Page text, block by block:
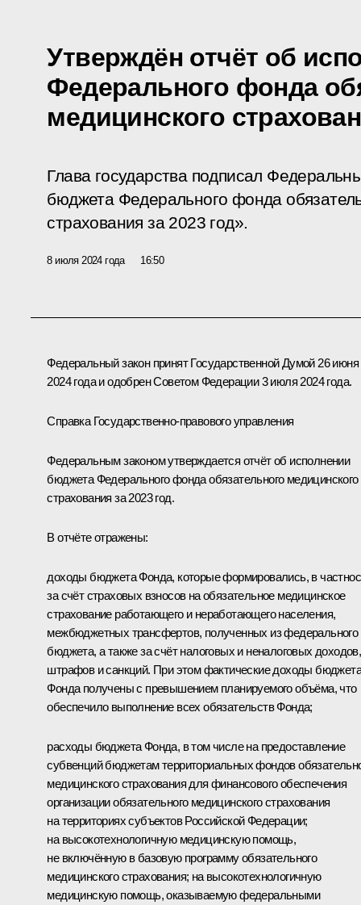
Утверждён отчёт об
Федерального фонда
медицинского
Глава государства подписал
бюджета Федерального фонда
страхования за 2023 год».
8 июля 2024 года 16:50
Федеральный закон принят Государственной Думой 26 июня
2024 года и одобрен Советом Федерации 3 июля 2024 года.
Справка Государственно-правового управления
Федеральным законом утверждается отчёт об исполнении
бюджета Федерального фонда обязательного медицинского
страхования за 2023 год.
В отчёте отражены:
доходы бюджета Фонда, которые формировались, в
за счёт страховых взносов на обязательное медицинское
страхование работающего и неработающего населения,
межбюджетных трансфертов, полученных из федерального
бюджета, а также за счёт налоговых и неналоговых доходов,
штрафов и санкций. При этом фактические доходы бюджета
Фонда получены с превышением планируемого объёма, что
обеспечило выполнение всех обязательств Фонда;
расходы бюджета Фонда, в том числе на предоставление
субвенций бюджетам территориальных фондов
медицинского страхования для финансового обеспечения
организации обязательного медицинского страхования
на территориях субъектов Российской Федерации;
на высокотехнологичную медицинскую помощь,
не включённую в базовую программу обязательного
медицинского страхования; на высокотехнологичную
медицинскую помощь, оказываемую федеральными